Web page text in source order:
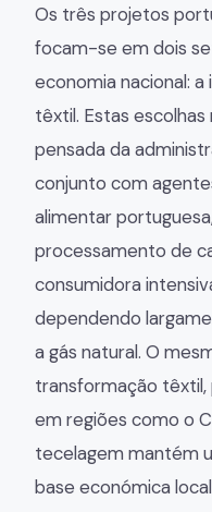
Os três projetos
focam-se em dois
economia nacional:
têxtil. Estas
pensada da
conjunto com
alimentar
processamento de
consumidora
dependendo
a gás natural. O
transformação
em regiões como o
tecelagem mantém
base económica